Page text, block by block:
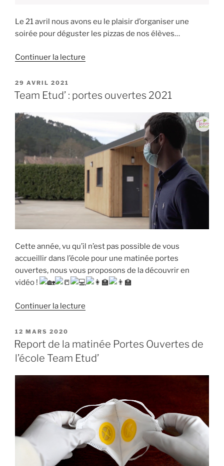
Le 21 avril nous avons eu le plaisir d’organiser une
soirée pour déguster les pizzas de nos élèves…
Continuer la lecture
pizza
! »
PUBLIÉ
LE
29 AVRIL 2021
Team Etud’ : portes ouvertes 2021
Cette année, vu qu’il n’est pas possible de vous
accueillir dans l’école pour une matinée portes
ouvertes, nous vous proposons de la découvrir en
vidéo !
Continuer la lecture
:
portes
2021 »
PUBLIÉ
LE
12 MARS 2020
Report de la matinée Portes Ouvertes de
l’école Team Etud’